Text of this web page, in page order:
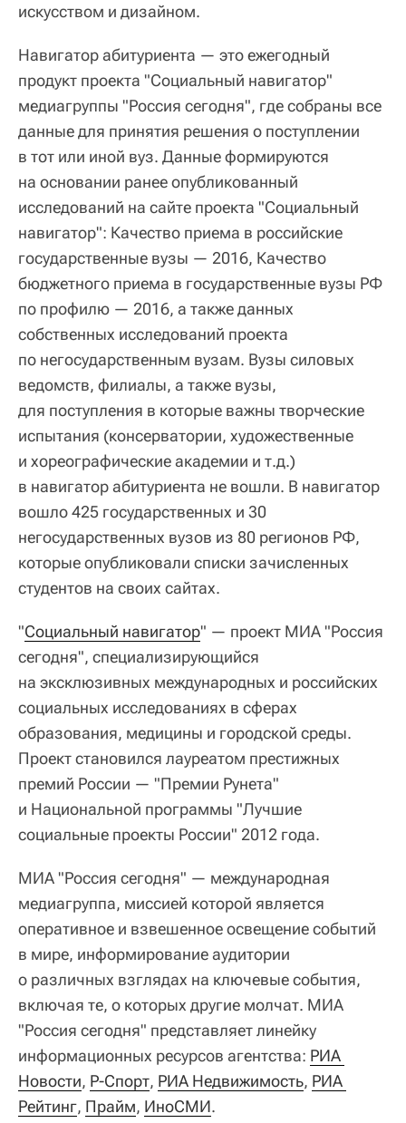
искусством и дизайном.
Навигатор абитуриента — это ежегодный
продукт проекта "Социальный навигатор"
медиагруппы "Россия сегодня", где собраны все
данные для принятия решения о поступлении
в тот или иной вуз. Данные формируются
на основании ранее опубликованный
исследований на сайте проекта "Социальный
навигатор": Качество приема в российские
государственные вузы — 2016, Качество
бюджетного приема в государственные вузы РФ
по профилю — 2016, а также данных
собственных исследований проекта
по негосударственным вузам. Вузы силовых
ведомств, филиалы, а также вузы,
для поступления в которые важны творческие
испытания (консерватории, художественные
и хореографические академии и т.д.)
в навигатор абитуриента не вошли. В навигатор
вошло 425 государственных и 30
негосударственных вузов из 80 регионов РФ,
которые опубликовали списки зачисленных
студентов на своих сайтах.
"Социальный навигатор" — проект МИА "Россия
сегодня", специализирующийся
на эксклюзивных международных и российских
социальных исследованиях в сферах
образования, медицины и городской среды.
Проект становился лауреатом престижных
премий России — "Премии Рунета"
и Национальной программы "Лучшие
социальные проекты России" 2012 года.
МИА "Россия сегодня" — международная
медиагруппа, миссией которой является
оперативное и взвешенное освещение событий
в мире, информирование аудитории
о различных взглядах на ключевые события,
включая те, о которых другие молчат. МИА
"Россия сегодня" представляет линейку
информационных ресурсов агентства: РИА
Новости, Р-Спорт, РИА Недвижимость, РИА
Рейтинг, Прайм, ИноСМИ.